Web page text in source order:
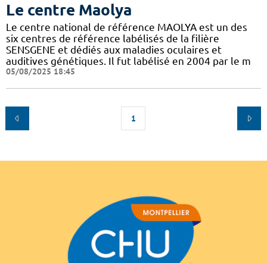
Le centre Maolya
Le centre national de référence MAOLYA est un des
six centres de référence labélisés de la filière
SENSGENE et dédiés aux maladies oculaires et
auditives génétiques. Il fut labélisé en 2004 par le m
05/08/2025 18:45
1